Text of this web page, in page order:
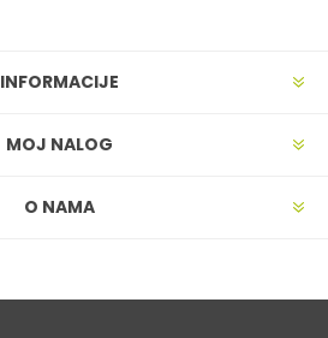
INFORMACIJE
MOJ NALOG
O NAMA